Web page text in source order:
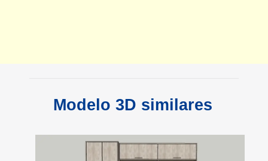
Modelo 3D similares